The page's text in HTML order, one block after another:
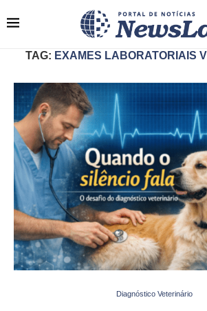
TAG: EXAMES LABORATORIAIS
Diagnóstico Veterinário